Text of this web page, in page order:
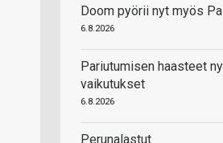
Doom pyörii nyt myös
6.8.2026
Pariutumisen haasteet
vaikutukset
6.8.2026
Perunalastut